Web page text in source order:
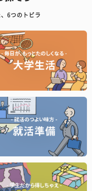
6つのトビラ